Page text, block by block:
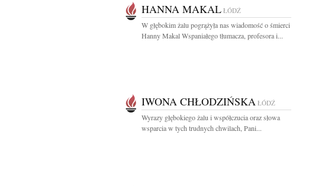
HANNA MAKAL ŁÓDŹ
W głębokim żalu pogrążyła nas wiadomość o śmierci
Hanny Makal Wspaniałego tłumacza, profesora i...
IWONA CHŁODZIŃSKA ŁÓDŹ
Wyrazy głębokiego żalu i współczucia oraz słowa
wsparcia w tych trudnych chwilach, Pani...